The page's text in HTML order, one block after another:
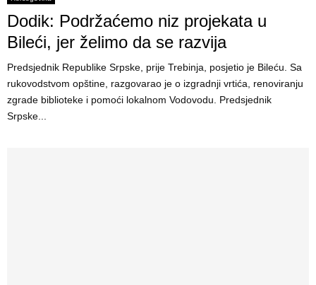
N
U
Dodik: Podržaćemo niz projekata u
Bileći, jer želimo da se razvija
Predsjednik Republike Srpske, prije Trebinja, posjetio je Bileću. Sa
rukovodstvom opštine, razgovarao je o izgradnji vrtića, renoviranju
zgrade biblioteke i pomoći lokalnom Vodovodu. Predsjednik
Srpske...